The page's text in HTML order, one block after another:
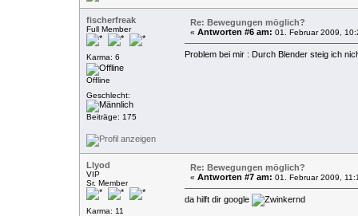
fischerfreak
Full Member
Karma: 6
Offline
Geschlecht:
Beiträge: 175
Re: Bewegungen möglich?
« Antworten #6 am: 01. Februar 2009,
Problem bei mir : Durch Blender steig ich
Llyod
VIP
Sr. Member
Karma: 11
Re: Bewegungen möglich?
« Antworten #7 am: 01. Februar 2009,
da hilft dir google